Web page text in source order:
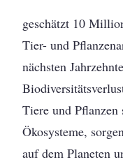
geschätzt 10
Tier- und
nächsten
Tiere und
Ökosysteme,
auf dem Planeten